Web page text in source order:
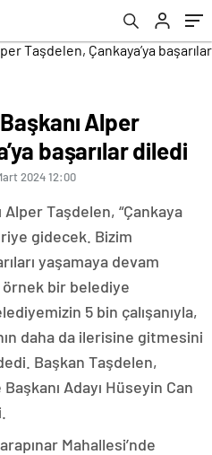
Alper
başarılar diledi
2024 12:00
Taşdelen, “Çankaya
gidecek. Bizim
yaşamaya devam
örnek bir belediye
5 bin çalışanıyla,
daha da ilerisine gitmesini
Başkan Taşdelen,
Adayı Hüseyin Can
Mahallesi’nde